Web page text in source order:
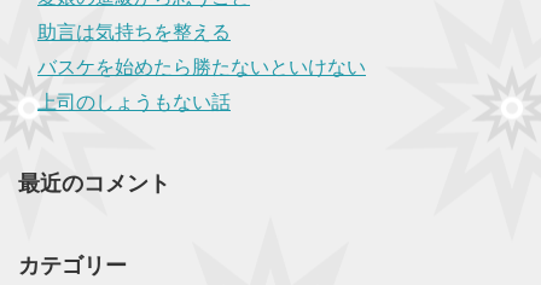
助言は気持ちを整える
バスケを始めたら勝たないといけない
上司のしょうもない話
最近のコメント
カテゴリー